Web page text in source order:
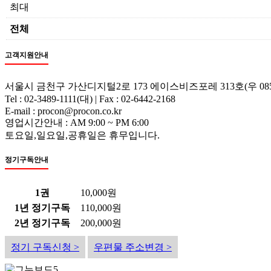
최대
전체
고객지원안내
서울시 금천구 가산디지털2로 173 에이스비즈포레 313호(우
Tel : 02-3489-1111(대) | Fax : 02-6442-2168
E-mail : procon@procon.co.kr
영업시간안내 : AM 9:00 ~ PM 6:00
토요일,일요일,공휴일은 휴무입니다.
정기구독안내
1권
10,000원
1년 정기구독
110,000원
2년 정기구독
200,000원
정기 구독신청 > 우편물 주소변경 >